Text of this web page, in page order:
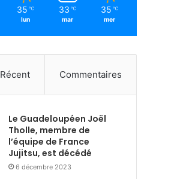
35 ℃
lun
33 ℃
mar
35 ℃
mer
Récent Commentaires
Le Guadeloupéen Joël
Tholle, membre de
l’équipe de France
Jujitsu, est décédé
6 décembre 2023